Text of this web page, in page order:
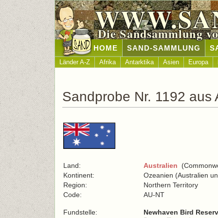
Die Sandsammlung
HOME SAND-SAMMLUNG
Länder A-Z Afrika Antarktika Asien Europa
Sandprobe Nr. 1192 aus
Land: Australien
Kontinent:
Ozeanien (Australien
Region:
Northern Territory
Code:
AU-NT
Fundstelle:
Newhaven Bird